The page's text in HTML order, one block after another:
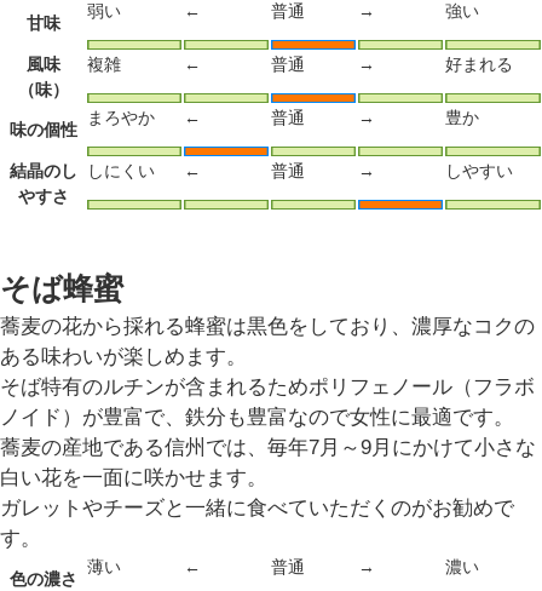
甘味
弱い ← 普通 → 強い
風味
（味）
複雑 ← 普通 → 好まれる
味の個性
まろやか ← 普通 → 豊か
結晶のし
やすさ
しにくい ← 普通 → しやすい
そば蜂蜜
蕎麦の花から採れる蜂蜜は黒色をしており、濃厚なコクの
ある味わいが楽しめます。
そば特有のルチンが含まれるためポリフェノール（フラボ
ノイド）が豊富で、鉄分も豊富なので女性に最適です。
蕎麦の産地である信州では、毎年7月～9月にかけて小さな
白い花を一面に咲かせます。
ガレットやチーズと一緒に食べていただくのがお勧めで
す。
色の濃さ
薄い ← 普通 → 濃い